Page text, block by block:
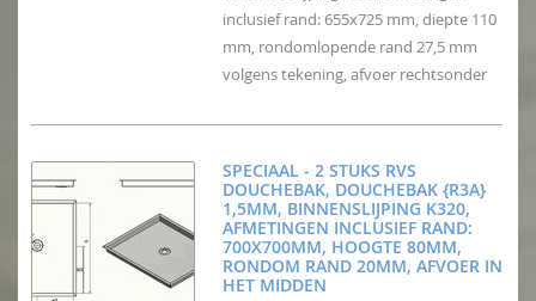
inclusief rand: 655x725 mm, diepte 110
mm, rondomlopende rand 27,5 mm
volgens tekening, afvoer rechtsonder
SPECIAAL - 2 STUKS RVS
DOUCHEBAK, DOUCHEBAK {R3A}
1,5MM, BINNENSLIJPING K320,
AFMETINGEN INCLUSIEF RAND:
700X700MM, HOOGTE 80MM,
RONDOM RAND 20MM, AFVOER IN
HET MIDDEN